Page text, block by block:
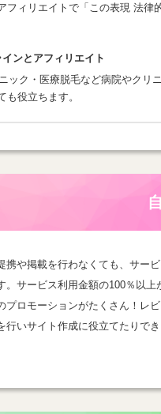
フィリエイトで「この表現 法律
ンとアフィリエイト
ック・医療脱毛など病院やクリ
も役立ちます。
携や掲載を行わなくても、サー
。サービス利用金額の100％以上
プロモーションがたくさん！レ
行いサイト作成に役立てたりでき